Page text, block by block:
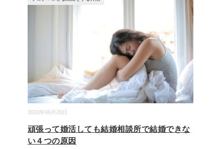
2020年06月20日
頑張って婚活しても結婚相談所で結婚できな
い４つの原因